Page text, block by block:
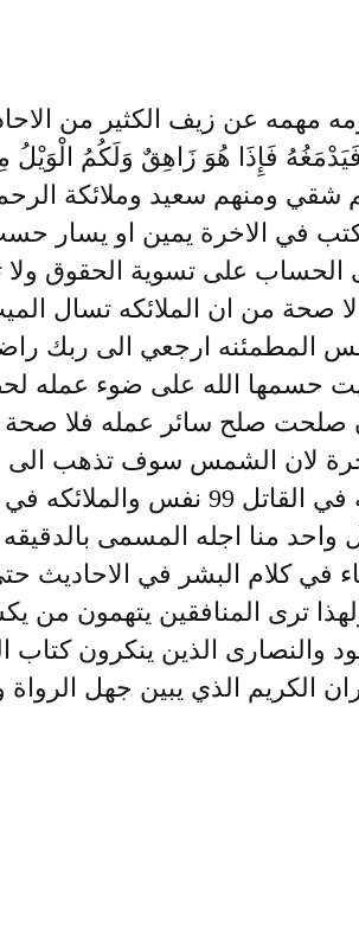
مهمه عن زيف الكثير من
فَإِذَا هُوَ زَاهِقٌ وَلَكُمُ الْوَيْلُ
ومنهم سعيد وملائكة
في الاخرة يمين او
الحساب على تسوية الحقوق
لا صحة من ان الملائكه تسال
المطمئنه ارجعي الى ربك
حسمها الله على ضوء عمله
صلحت صلح سائر عمله فلا
لان الشمس سوف تذهب الى
السجل للكتب ولا صحة لحيرة
واحد منا اجله المسمى
في كلام البشر في الاحاديث
ترى المنافقين يتهمون من
والنصارى الذين ينكرون كتاب
الكريم الذي يبين جهل